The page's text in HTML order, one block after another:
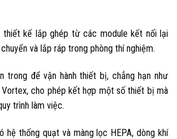
kế lắp ghép từ các module kết nối lại
và lắp ráp trong phòng thí nghiệm.
trong để vận hành thiết bị, chẳng hạn như
cho phép kết hợp một số thiết bị mà
trình làm việc.
thống quạt và màng lọc HEPA, dòng khí